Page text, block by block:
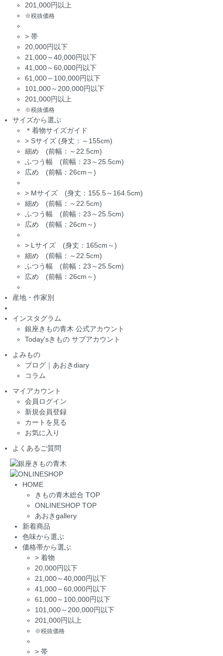
201,000円以上
※税抜価格
> 帯
20,000円以下
21,000～40,000円以下
41,000～60,000円以下
61,000～100,000円以下
101,000～200,000円以下
201,000円以上
※税抜価格
サイズから選ぶ
＊着物サイズガイド
> Sサイズ (身丈：～155cm)
細め (前幅：～22.5cm)
ふつう幅 (前幅：23～25.5cm)
広め (前幅：26cm～)
> Mサイズ (身丈：155.5～164.5cm)
細め (前幅：～22.5cm)
ふつう幅 (前幅：23～25.5cm)
広め (前幅：26cm～)
> Lサイズ (身丈：165cm～)
細め (前幅：～22.5cm)
ふつう幅 (前幅：23～25.5cm)
広め (前幅：26cm～)
産地・作家別
インスタグラム
銀座きもの青木 公式アカウント
Today'sきもの サブアカウント
よみもの
ブログ｜あおきdiary
コラム
マイアカウント
会員ログイン
新規会員登録
カートを見る
お気に入り
よくあるご質問
HOME
きもの青木総合 TOP
ONLINESHOP TOP
あおきgallery
新着商品
色味から選ぶ
価格帯から選ぶ
> 着物
20,000円以下
21,000～40,000円以下
41,000～60,000円以下
61,000～100,000円以下
101,000～200,000円以下
201,000円以上
※税抜価格
> 帯